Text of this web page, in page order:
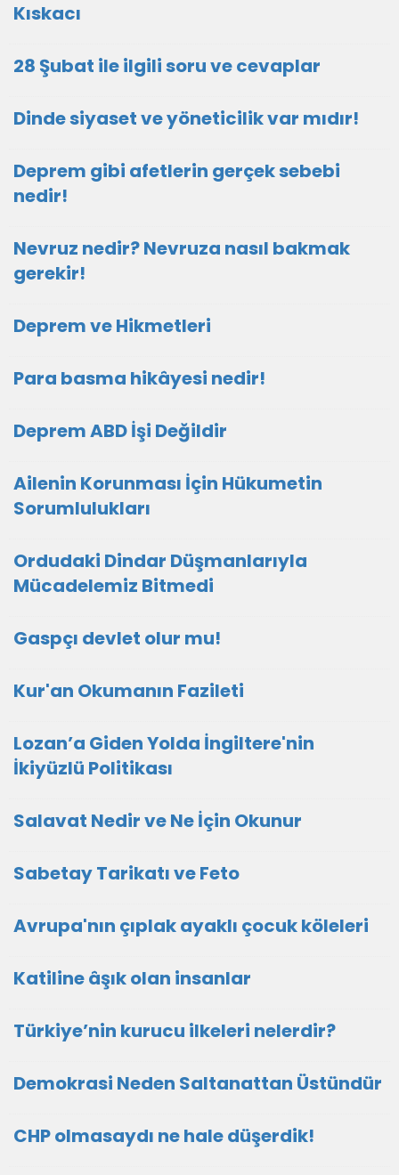
Kıskacı
28 Şubat ile ilgili soru ve cevaplar
Dinde siyaset ve yöneticilik var mıdır!
Deprem gibi afetlerin gerçek sebebi
nedir!
Nevruz nedir? Nevruza nasıl bakmak
gerekir!
Deprem ve Hikmetleri
Para basma hikâyesi nedir!
Deprem ABD İşi Değildir
Ailenin Korunması İçin Hükumetin
Sorumlulukları
Ordudaki Dindar Düşmanlarıyla
Mücadelemiz Bitmedi
Gaspçı devlet olur mu!
Kur'an Okumanın Fazileti
Lozan’a Giden Yolda İngiltere'nin
İkiyüzlü Politikası
Salavat Nedir ve Ne İçin Okunur
Sabetay Tarikatı ve Feto
Avrupa'nın çıplak ayaklı çocuk köleleri
Katiline âşık olan insanlar
Türkiye’nin kurucu ilkeleri nelerdir?
Demokrasi Neden Saltanattan Üstündür
CHP olmasaydı ne hale düşerdik!